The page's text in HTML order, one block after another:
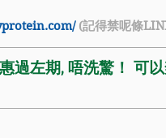
(記得禁呢條
過左期, 唔洗驚！ 可